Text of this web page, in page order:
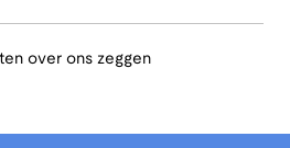
over ons zeggen